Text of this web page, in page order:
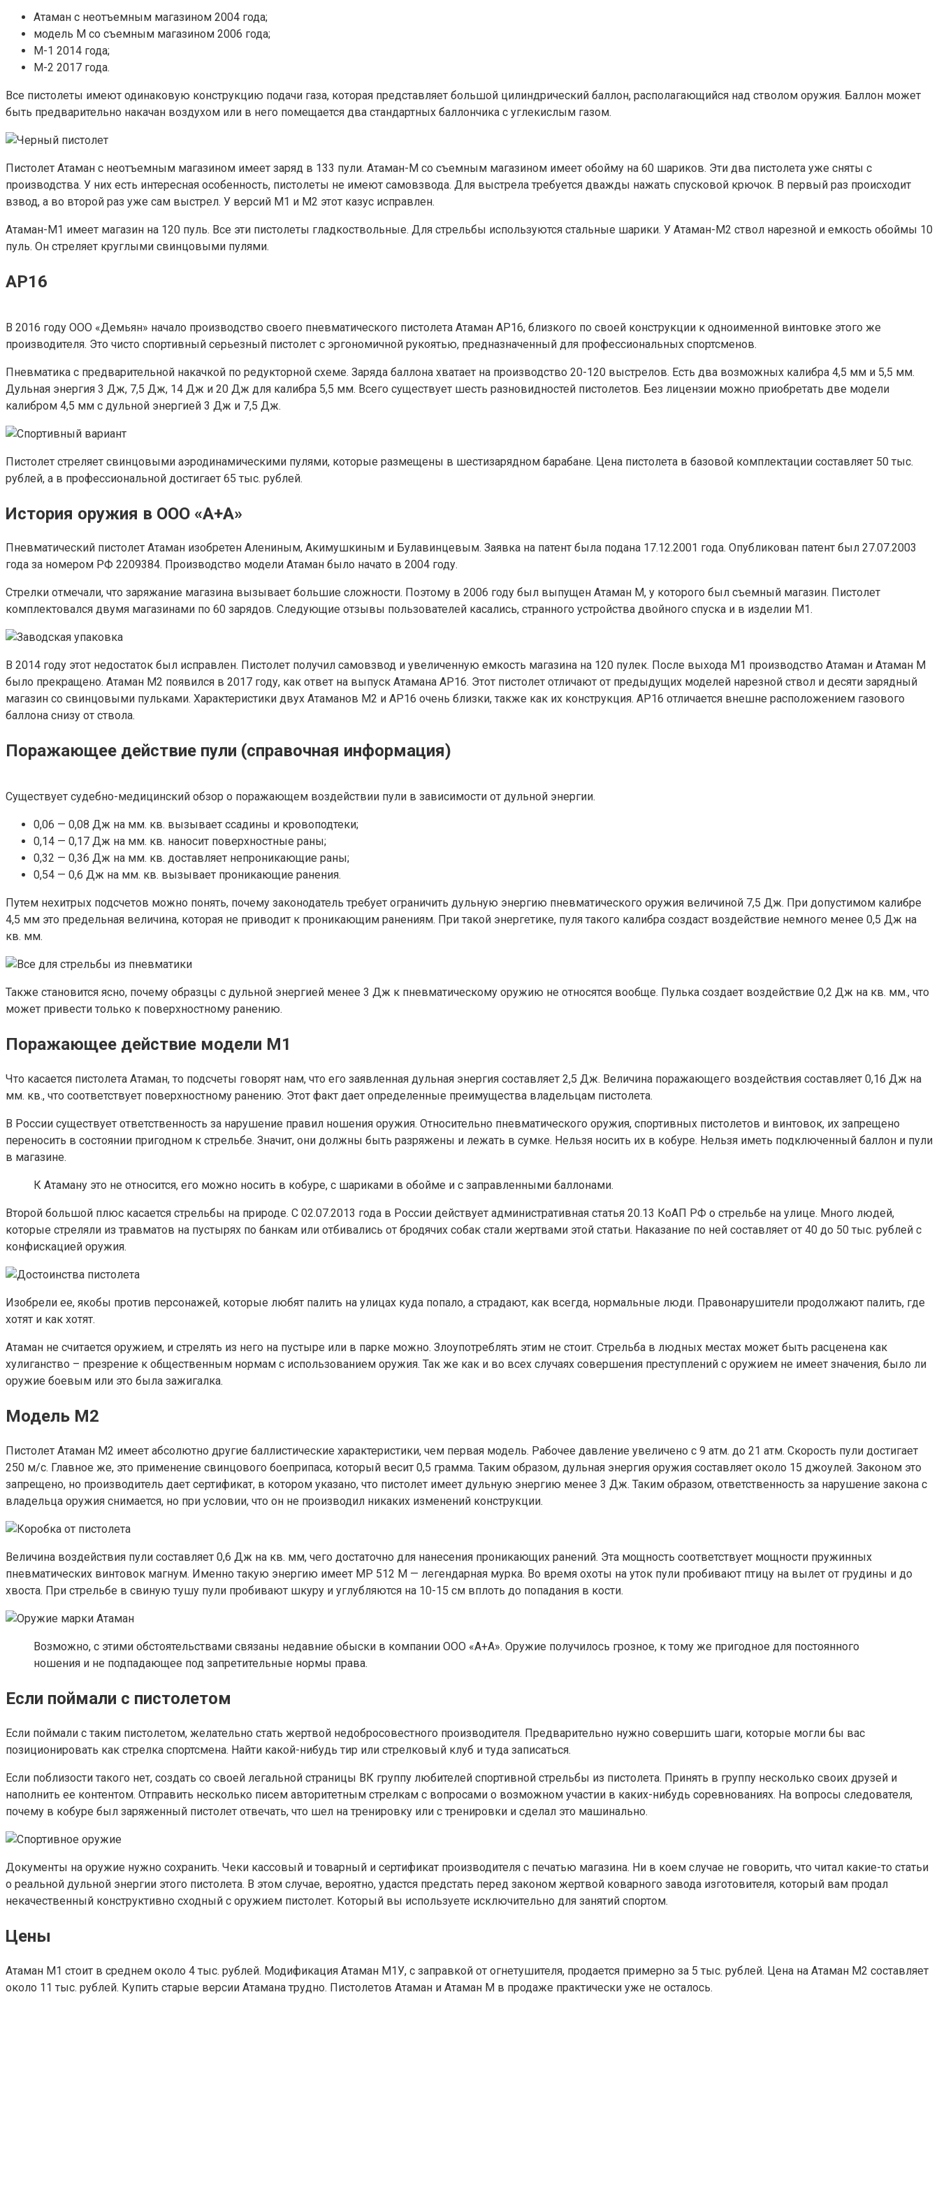
Атаман с неотъемным магазином 2004 года;
модель М со съемным магазином 2006 года;
М-1 2014 года;
М-2 2017 года.
Все пистолеты имеют одинаковую конструкцию подачи газа, которая представляет большой цилиндрический баллон, располагающийся над стволом оружия. Баллон может
быть предварительно накачан воздухом или в него помещается два стандартных баллончика с углекислым газом.
Пистолет Атаман с неотъемным магазином имеет заряд в 133 пули. Атаман-М со съемным магазином имеет обойму на 60 шариков. Эти два пистолета уже сняты с
производства. У них есть интересная особенность, пистолеты не имеют самовзвода. Для выстрела требуется дважды нажать спусковой крючок. В первый раз происходит
взвод, а во второй раз уже сам выстрел. У версий М1 и М2 этот казус исправлен.
Атаман-М1 имеет магазин на 120 пуль. Все эти пистолеты гладкоствольные. Для стрельбы используются стальные шарики. У Атаман-М2 ствол нарезной и емкость обоймы 10
пуль. Он стреляет круглыми свинцовыми пулями.
АР16
В 2016 году ООО «Демьян» начало производство своего пневматического пистолета Атаман АР16, близкого по своей конструкции к одноименной винтовке этого же
производителя. Это чисто спортивный серьезный пистолет с эргономичной рукоятью, предназначенный для профессиональных спортсменов.
Пневматика с предварительной накачкой по редукторной схеме. Заряда баллона хватает на производство 20-120 выстрелов. Есть два возможных калибра 4,5 мм и 5,5 мм.
Дульная энергия 3 Дж, 7,5 Дж, 14 Дж и 20 Дж для калибра 5,5 мм. Всего существует шесть разновидностей пистолетов. Без лицензии можно приобретать две модели
калибром 4,5 мм с дульной энергией 3 Дж и 7,5 Дж.
Пистолет стреляет свинцовыми аэродинамическими пулями, которые размещены в шестизарядном барабане. Цена пистолета в базовой комплектации составляет 50 тыс.
рублей, а в профессиональной достигает 65 тыс. рублей.
История оружия в ООО «А+А»
Пневматический пистолет Атаман изобретен Алениным, Акимушкиным и Булавинцевым. Заявка на патент была подана 17.12.2001 года. Опубликован патент был 27.07.2003
года за номером РФ 2209384. Производство модели Атаман было начато в 2004 году.
Стрелки отмечали, что заряжание магазина вызывает большие сложности. Поэтому в 2006 году был выпущен Атаман М, у которого был съемный магазин. Пистолет
комплектовался двумя магазинами по 60 зарядов. Следующие отзывы пользователей касались, странного устройства двойного спуска и в изделии М1.
В 2014 году этот недостаток был исправлен. Пистолет получил самовзвод и увеличенную емкость магазина на 120 пулек. После выхода М1 производство Атаман и Атаман М
было прекращено. Атаман М2 появился в 2017 году, как ответ на выпуск Атамана АР16. Этот пистолет отличают от предыдущих моделей нарезной ствол и десяти зарядный
магазин со свинцовыми пульками. Характеристики двух Атаманов М2 и АР16 очень близки, также как их конструкция. АР16 отличается внешне расположением газового
баллона снизу от ствола.
Поражающее действие пули (справочная информация)
Существует судебно-медицинский обзор о поражающем воздействии пули в зависимости от дульной энергии.
0,06 — 0,08 Дж на мм. кв. вызывает ссадины и кровоподтеки;
0,14 — 0,17 Дж на мм. кв. наносит поверхностные раны;
0,32 — 0,36 Дж на мм. кв. доставляет непроникающие раны;
0,54 — 0,6 Дж на мм. кв. вызывает проникающие ранения.
Путем нехитрых подсчетов можно понять, почему законодатель требует ограничить дульную энергию пневматического оружия величиной 7,5 Дж. При допустимом калибре
4,5 мм это предельная величина, которая не приводит к проникающим ранениям. При такой энергетике, пуля такого калибра создаст воздействие немного менее 0,5 Дж на
кв. мм.
Также становится ясно, почему образцы с дульной энергией менее 3 Дж к пневматическому оружию не относятся вообще. Пулька создает воздействие 0,2 Дж на кв. мм., что
может привести только к поверхностному ранению.
Поражающее действие модели М1
Что касается пистолета Атаман, то подсчеты говорят нам, что его заявленная дульная энергия составляет 2,5 Дж. Величина поражающего воздействия составляет 0,16 Дж на
мм. кв., что соответствует поверхностному ранению. Этот факт дает определенные преимущества владельцам пистолета.
В России существует ответственность за нарушение правил ношения оружия. Относительно пневматического оружия, спортивных пистолетов и винтовок, их запрещено
переносить в состоянии пригодном к стрельбе. Значит, они должны быть разряжены и лежать в сумке. Нельзя носить их в кобуре. Нельзя иметь подключенный баллон и пули
в магазине.
К Атаману это не относится, его можно носить в кобуре, с шариками в обойме и с заправленными баллонами.
Второй большой плюс касается стрельбы на природе. С 02.07.2013 года в России действует административная статья 20.13 КоАП РФ о стрельбе на улице. Много людей,
которые стреляли из травматов на пустырях по банкам или отбивались от бродячих собак стали жертвами этой статьи. Наказание по ней составляет от 40 до 50 тыс. рублей с
конфискацией оружия.
Изобрели ее, якобы против персонажей, которые любят палить на улицах куда попало, а страдают, как всегда, нормальные люди. Правонарушители продолжают палить, где
хотят и как хотят.
Атаман не считается оружием, и стрелять из него на пустыре или в парке можно. Злоупотреблять этим не стоит. Стрельба в людных местах может быть расценена как
хулиганство – презрение к общественным нормам с использованием оружия. Так же как и во всех случаях совершения преступлений с оружием не имеет значения, было ли
оружие боевым или это была зажигалка.
Модель М2
Пистолет Атаман М2 имеет абсолютно другие баллистические характеристики, чем первая модель. Рабочее давление увеличено с 9 атм. до 21 атм. Скорость пули достигает
250 м/с. Главное же, это применение свинцового боеприпаса, который весит 0,5 грамма. Таким образом, дульная энергия оружия составляет около 15 джоулей. Законом это
запрещено, но производитель дает сертификат, в котором указано, что пистолет имеет дульную энергию менее 3 Дж. Таким образом, ответственность за нарушение закона с
владельца оружия снимается, но при условии, что он не производил никаких изменений конструкции.
Величина воздействия пули составляет 0,6 Дж на кв. мм, чего достаточно для нанесения проникающих ранений. Эта мощность соответствует мощности пружинных
пневматических винтовок магнум. Именно такую энергию имеет МР 512 М — легендарная мурка. Во время охоты на уток пули пробивают птицу на вылет от грудины и до
хвоста. При стрельбе в свиную тушу пули пробивают шкуру и углубляются на 10-15 см вплоть до попадания в кости.
Возможно, с этими обстоятельствами связаны недавние обыски в компании ООО «А+А». Оружие получилось грозное, к тому же пригодное для постоянного
ношения и не подпадающее под запретительные нормы права.
Если поймали с пистолетом
Если поймали с таким пистолетом, желательно стать жертвой недобросовестного производителя. Предварительно нужно совершить шаги, которые могли бы вас
позиционировать как стрелка спортсмена. Найти какой-нибудь тир или стрелковый клуб и туда записаться.
Если поблизости такого нет, создать со своей легальной страницы ВК группу любителей спортивной стрельбы из пистолета. Принять в группу несколько своих друзей и
наполнить ее контентом. Отправить несколько писем авторитетным стрелкам с вопросами о возможном участии в каких-нибудь соревнованиях. На вопросы следователя,
почему в кобуре был заряженный пистолет отвечать, что шел на тренировку или с тренировки и сделал это машинально.
Документы на оружие нужно сохранить. Чеки кассовый и товарный и сертификат производителя с печатью магазина. Ни в коем случае не говорить, что читал какие-то статьи
о реальной дульной энергии этого пистолета. В этом случае, вероятно, удастся предстать перед законом жертвой коварного завода изготовителя, который вам продал
некачественный конструктивно сходный с оружием пистолет. Который вы используете исключительно для занятий спортом.
Цены
Атаман М1 стоит в среднем около 4 тыс. рублей. Модификация Атаман М1У, с заправкой от огнетушителя, продается примерно за 5 тыс. рублей. Цена на Атаман М2 составляет
около 11 тыс. рублей. Купить старые версии Атамана трудно. Пистолетов Атаман и Атаман М в продаже практически уже не осталось.